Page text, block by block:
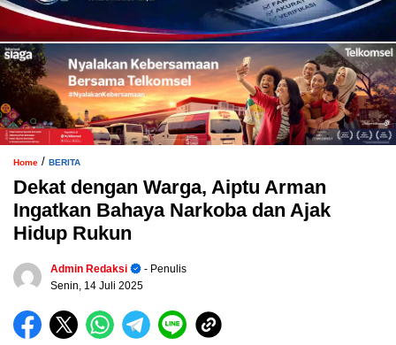
Home / BERITA
Dekat dengan Warga, Aiptu Arman
Ingatkan Bahaya Narkoba dan Ajak
Hidup Rukun
Admin Redaksi
- Penulis
Senin, 14 Juli 2025